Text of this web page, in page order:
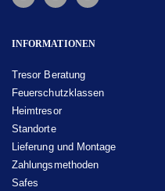
INFORMATIONEN
Tresor Beratung
Feuerschutzklassen
Heimtresor
Standorte
Lieferung und Montage
Zahlungsmethoden
Safes